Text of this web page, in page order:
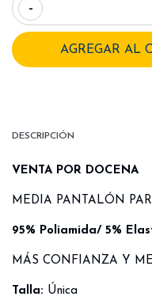
-
DESCRIPCIÓN
VENTA POR DOCENA
MEDIA PANTALÓN
95% Poliamida/ 5%
MÁS CONFIANZA Y
Talla: Única